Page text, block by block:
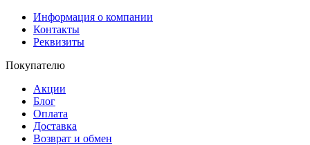
Информация о компании
Контакты
Реквизиты
Покупателю
Акции
Блог
Оплата
Доставка
Возврат и обмен